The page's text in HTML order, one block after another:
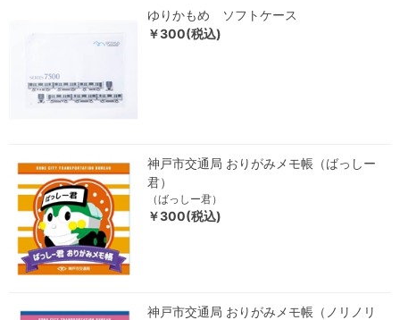
ゆりかもめ ソフトケース
￥300(税込)
神戸市交通局 おりがみメモ帳（ばっしー
君）
（ばっしー君）
￥300(税込)
神戸市交通局 おりがみメモ帳（ノリノリ